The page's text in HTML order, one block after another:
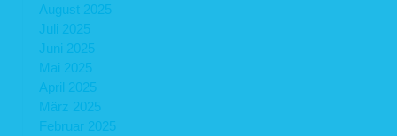
August 2025
Juli 2025
Juni 2025
Mai 2025
April 2025
März 2025
Februar 2025